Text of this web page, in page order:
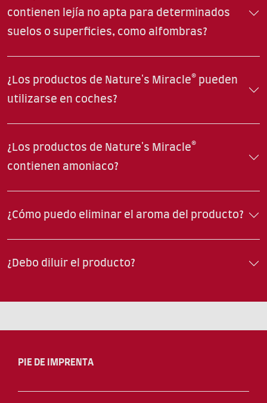
contienen lejía no apta para determinados
suelos o superficies, como alfombras?
¿Los productos de Nature's Miracle® pueden
utilizarse en coches?
¿Los productos de Nature's Miracle®
contienen amoniaco?
¿Cómo puedo eliminar el aroma del producto?
¿Debo diluir el producto?
PIE DE IMPRENTA